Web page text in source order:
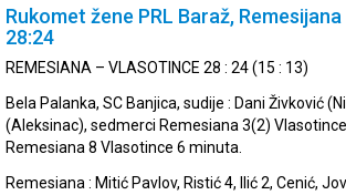
Rukomet žene PRL Baraž,
28:24
REMESIANA – VLASOTINCE 28 : 24 (15 : 13)
Bela Palanka, SC Banjica, sudije : Dani Živković
(Aleksinac), sedmerci Remesiana 3(2)
Remesiana 8 Vlasotince 6 minuta.
Remesiana : Mitić Pavlov, Ristić 4, Ilić 2, Cenić,